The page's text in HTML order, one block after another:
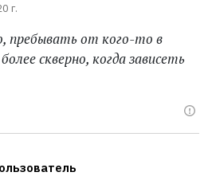
г.
пребывать от кого-то в
скверно, когда зависеть